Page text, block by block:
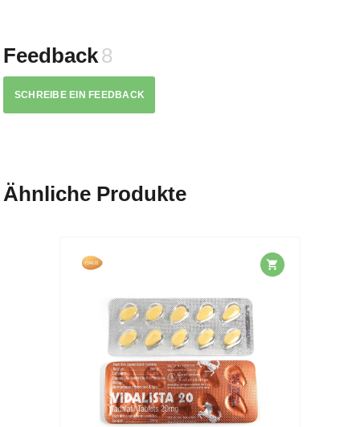
Feedback8
SCHREIBE EIN FEEDBACK
Ähnliche Produkte